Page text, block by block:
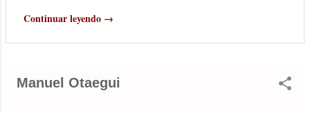
Continuar leyendo →
Manuel Otaegui